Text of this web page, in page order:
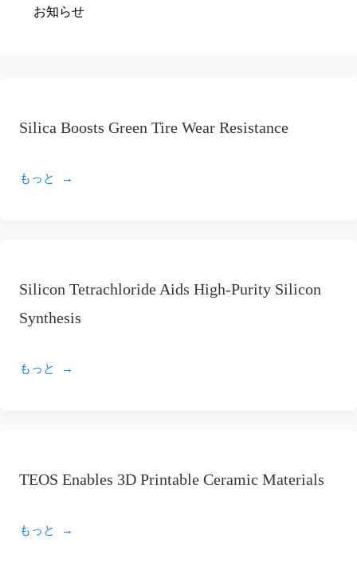
お知らせ
Silica Boosts Green Tire Wear Resistance
もっと
Silicon Tetrachloride Aids High-Purity Silicon
Synthesis
もっと
TEOS Enables 3D Printable Ceramic Materials
もっと